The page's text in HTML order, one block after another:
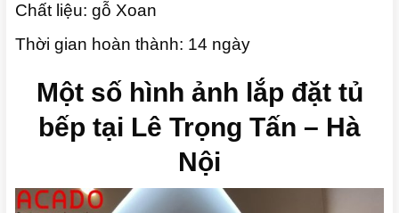
Chất liệu: gỗ Xoan
Thời gian hoàn thành: 14 ngày
Một số hình ảnh lắp đặt tủ
bếp tại Lê Trọng Tấn – Hà
Nội